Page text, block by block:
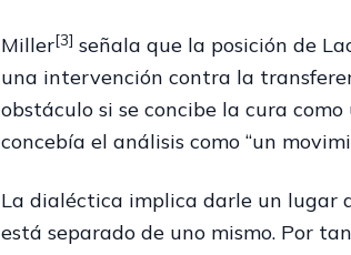
Miller[3] señala que la posición de
una intervención contra la
obstáculo si se concibe la cura
concebía el análisis como “un
La dialéctica implica darle un lugar
está separado de uno mismo. Por